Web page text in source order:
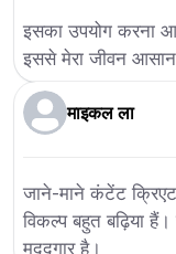
इसका उपयोग करना
इससे मेरा जीवन आसान
माइकल ला
जाने-माने कंटेंट
विकल्प बहुत बढ़िया
मददगार है।